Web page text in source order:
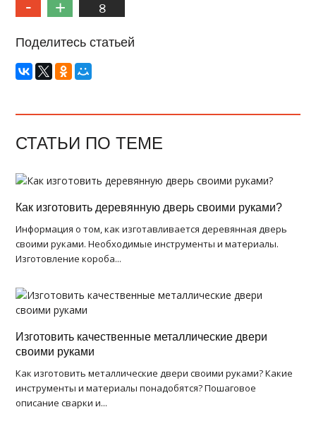
8
Поделитесь статьей
СТАТЬИ ПО ТЕМЕ
Как изготовить деревянную дверь своими руками?
Информация о том, как изготавливается деревянная дверь
своими руками. Необходимые инструменты и материалы.
Изготовление короба...
Изготовить качественные металлические двери
своими руками
Как изготовить металлические двери своими руками? Какие
инструменты и материалы понадобятся? Пошаговое
описание сварки и...